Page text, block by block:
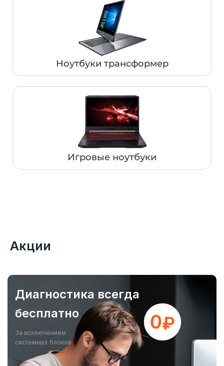
Ноутбуки трансформер
Игровые ноутбуки
Акции
Диагностика всегда
бесплатно
За исключением
системных блоков